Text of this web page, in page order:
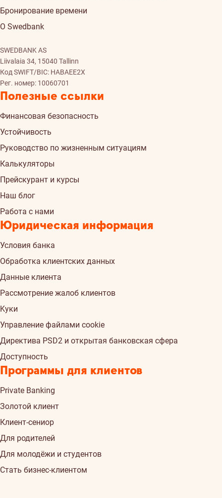
Бронирование времени
О Swedbank
SWEDBANK AS
Liivalaia 34, 15040 Tallinn
Код SWIFT/BIC: HABAEE2X
Рег. номер: 10060701
Полезные ссылки
Финансовая безопасность
Устойчивость
Руководство по жизненным ситуациям
Калькуляторы
Прейскурант и курсы
Наш блог
Работа с нами
Юридическая информация
Условия банка
Обработка клиентских данных
Данные клиента
Рассмотрение жалоб клиентов
Kуки
Управление файлами cookie
Директива PSD2 и открытая банковская сфера
Доступность
Программы для клиентов
Private Banking
Золотой клиент
Клиент-сениор
Для родителей
Для молодёжи и студентов
Стать бизнес-клиентом